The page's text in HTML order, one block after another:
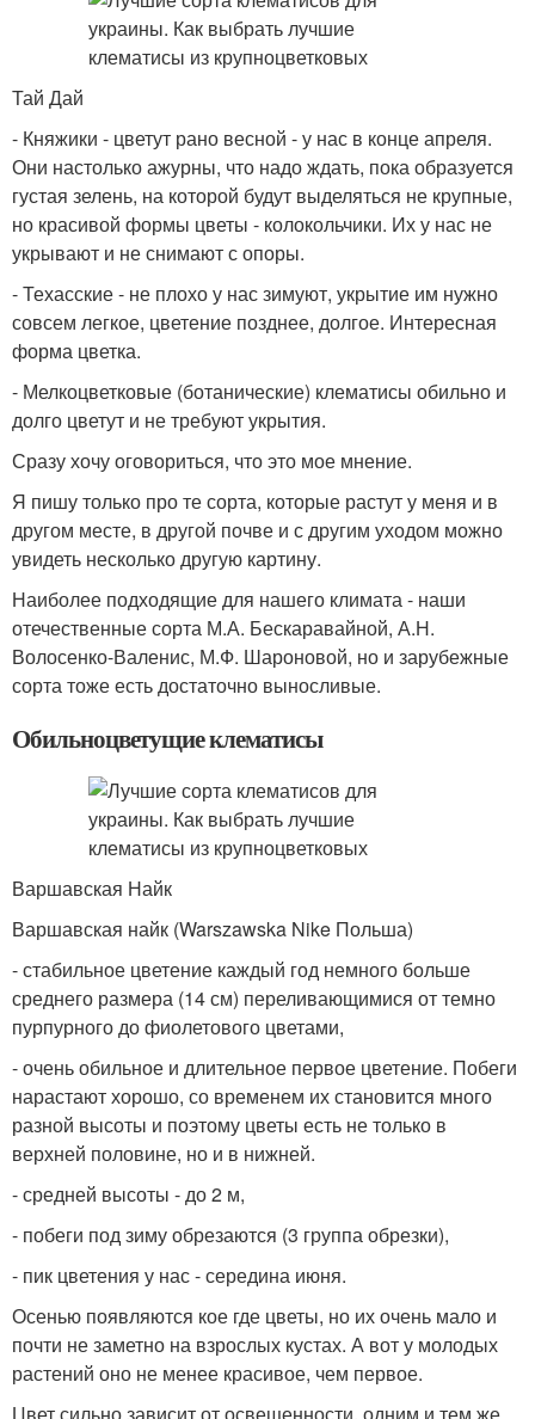
Тай Дай
- Княжики - цветут рано весной - у нас в конце апреля.
Они настолько ажурны, что надо ждать, пока образуется
густая зелень, на которой будут выделяться не крупные,
но красивой формы цветы - колокольчики. Их у нас не
укрывают и не снимают с опоры.
- Техасские - не плохо у нас зимуют, укрытие им нужно
совсем легкое, цветение позднее, долгое. Интересная
форма цветка.
- Мелкоцветковые (ботанические) клематисы обильно и
долго цветут и не требуют укрытия.
Сразу хочу оговориться, что это мое мнение.
Я пишу только про те сорта, которые растут у меня и в
другом месте, в другой почве и с другим уходом можно
увидеть несколько другую картину.
Наиболее подходящие для нашего климата - наши
отечественные сорта М.А. Бескаравайной, А.Н.
Волосенко-Валенис, М.Ф. Шароновой, но и зарубежные
сорта тоже есть достаточно выносливые.
Обильноцветущие клематисы
Варшавская Найк
Варшавская найк (Warszawska Nike Польша)
- стабильное цветение каждый год немного больше
среднего размера (14 см) переливающимися от темно
пурпурного до фиолетового цветами,
- очень обильное и длительное первое цветение. Побеги
нарастают хорошо, со временем их становится много
разной высоты и поэтому цветы есть не только в
верхней половине, но и в нижней.
- средней высоты - до 2 м,
- побеги под зиму обрезаются (3 группа обрезки),
- пик цветения у нас - середина июня.
Осенью появляются кое где цветы, но их очень мало и
почти не заметно на взрослых кустах. А вот у молодых
растений оно не менее красивое, чем первое.